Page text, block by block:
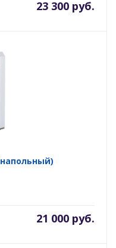
23 300 руб.
21 000 руб.